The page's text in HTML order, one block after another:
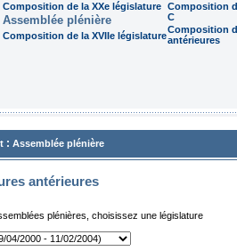
Composition de la XXe législature
Assemblée plénière
Composition de la XVIIe législature
Composition
C
Composition
antérieures
: Assemblée plénière
antérieures
plénières, choisissez une législature